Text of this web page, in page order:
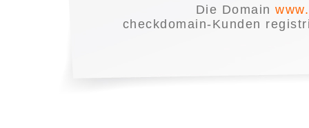
Die Domain
checkdomain-Kunden